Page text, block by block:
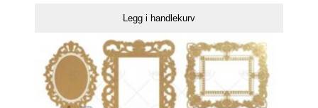
00075
antall
Legg i handlekurv